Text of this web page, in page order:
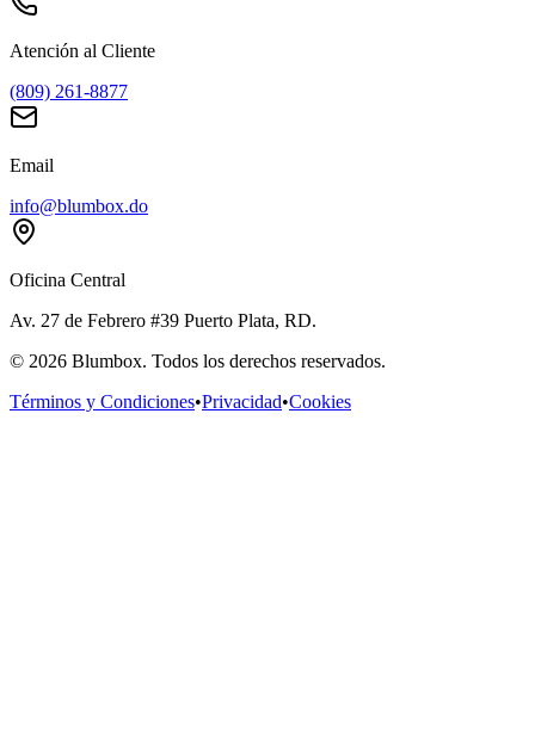
Atención al Cliente
(809) 261-8877
Email
info@blumbox.do
Oficina Central
Av. 27 de Febrero #39 Puerto Plata, RD.
© 2026 Blumbox. Todos los derechos reservados.
Términos y Condiciones•Privacidad•Cookies